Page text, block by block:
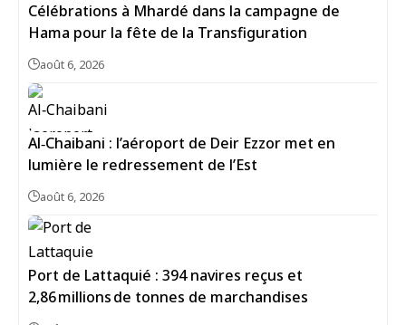
Célébrations à Mhardé dans la campagne de
Hama pour la fête de la Transfiguration
août 6, 2026
Al‑Chaibani : l’aéroport de Deir Ezzor met en
lumière le redressement de l’Est
août 6, 2026
Port de Lattaquié : 394 navires reçus et
2,86 millions de tonnes de marchandises